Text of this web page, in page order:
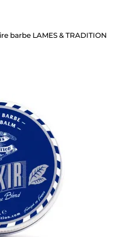
barbe LAMES & TRADITION